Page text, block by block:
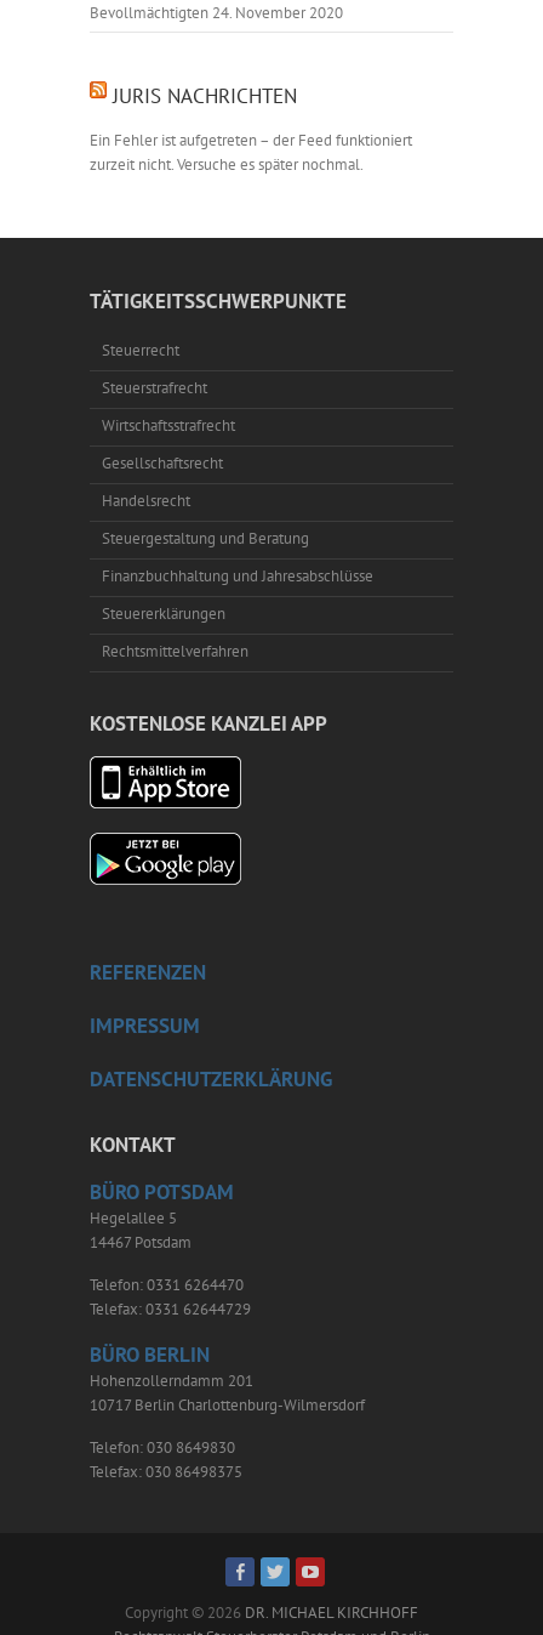
Bevollmächtigten 24. November 2020
JURIS NACHRICHTEN
Ein Fehler ist aufgetreten – der Feed funktioniert
zurzeit nicht. Versuche es später nochmal.
TÄTIGKEITSSCHWERPUNKTE
Steuerrecht
Steuerstrafrecht
Wirtschaftsstrafrecht
Gesellschaftsrecht
Handelsrecht
Steuergestaltung und Beratung
Finanzbuchhaltung und Jahresabschlüsse
Steuererklärungen
Rechtsmittelverfahren
KOSTENLOSE KANZLEI APP
REFERENZEN
IMPRESSUM
DATENSCHUTZERKLÄRUNG
KONTAKT
BÜRO POTSDAM
Hegelallee 5
14467 Potsdam
Telefon: 0331 6264470
Telefax: 0331 62644729
BÜRO BERLIN
Hohenzollerndamm 201
10717 Berlin Charlottenburg-Wilmersdorf
Telefon: 030 8649830
Telefax: 030 86498375
Copyright © 2026 DR. MICHAEL KIRCHHOFF